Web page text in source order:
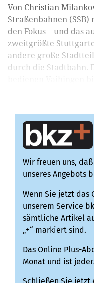
Von Christian
Straßenbahnen
den Fokus – und das
zweitgrößte
andere große
durch die Stadtbahn.
Wir freuen uns,
unseres Angebots
Wenn Sie jetzt das
unserem Service
sämtliche Artikel
„+“ markiert sind.
Das Online Plus-
Monat und ist